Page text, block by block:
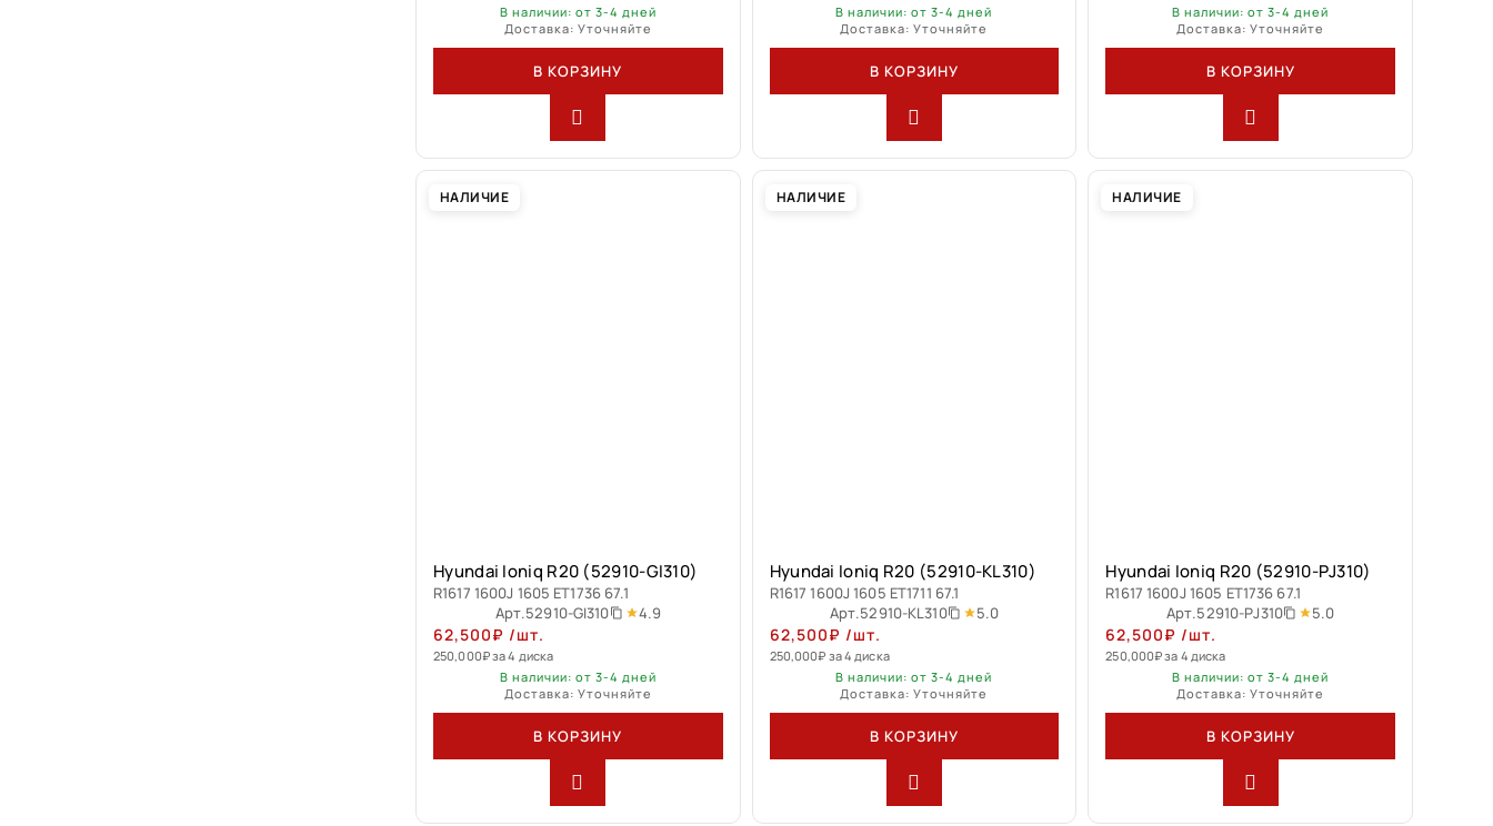
В наличии: от 3-4 дней
Доставка: Уточняйте
В КОРЗИНУ
В наличии: от 3-4 дней
Доставка: Уточняйте
В КОРЗИНУ
В наличии: от 3-4 дней
Доставка: Уточняйте
В КОРЗИНУ
НАЛИЧИЕ
Hyundai Ioniq R20 (52910-GI310)
R1617 1600J 1605 ET1736 67.1
Арт.52910-GI310 4.9
62,500₽ /шт.
250,000₽за 4 диска
В наличии: от 3-4 дней
Доставка: Уточняйте
В КОРЗИНУ
НАЛИЧИЕ
Hyundai Ioniq R20 (52910-KL310)
R1617 1600J 1605 ET1711 67.1
Арт.52910-KL310 5.0
62,500₽ /шт.
250,000₽ за 4 диска
В наличии: от 3-4 дней
Доставка: Уточняйте
В КОРЗИНУ
НАЛИЧИЕ
Hyundai Ioniq R20 (52910-PJ310)
R1617 1600J 1605 ET1736 67.1
Арт.52910-PJ310 5.0
62,500₽ /шт.
250,000₽за 4 диска
В наличии: от 3-4 дней
Доставка: Уточняйте
В КОРЗИНУ